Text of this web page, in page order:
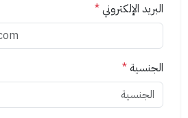
البريد الإلكتروني*
الجنسية *